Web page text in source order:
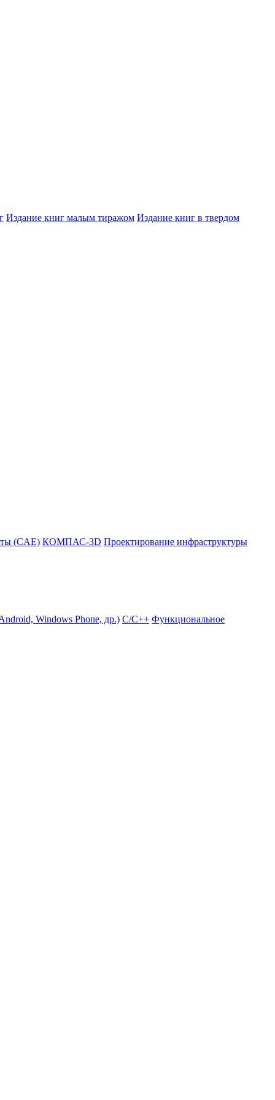
Издание книг малым тиражом Издание книг в твердом
(CAE) КОМПАС-3D Проектирование инфраструктуры
Windows Phone, др.) С/С++ Функциональное